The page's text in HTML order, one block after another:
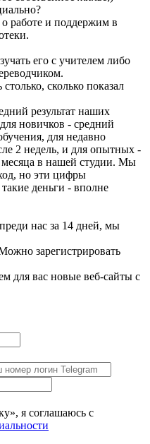
работе и поддержим в
его с учителем либо
сколько показал
результат наших
новичков - средний
для недавно
2 недель, и для опытных -
в нашей студии. Мы
но эти цифры
деньги - вполне
нас за 14 дней, мы
зарегистрировать
для вас новые веб-сайты с
я соглашаюсь с